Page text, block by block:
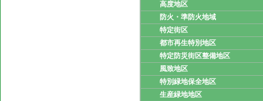
高度地区
防火・準防火地域
特定街区
都市再生特別地区
特定防災街区整備地区
風致地区
特別緑地保全地区
生産緑地地区